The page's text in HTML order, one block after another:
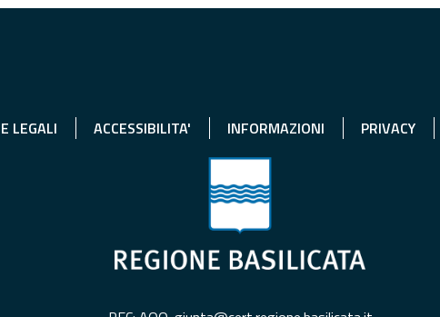
LEGALI ACCESSIBILITA' INFORMAZIONI PRIVACY